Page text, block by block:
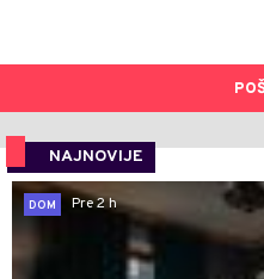
NAJNOVIJE
DOM
Pre 2 h